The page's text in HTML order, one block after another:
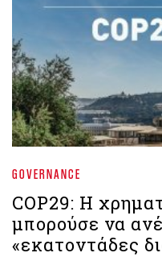
GOVERNANCE
COP29: Η
μπορούσε να
«εκατοντάδες